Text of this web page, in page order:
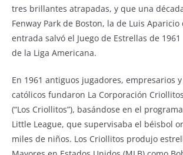
tres brillantes atrapadas, y que una
Fenway Park de Boston, la de Luis Aparicio
entrada salvó el Juego de Estrellas de
de la Liga Americana.
En 1961 antiguos jugadores, empresarios
católicos fundaron La Corporación
(“Los Criollitos”), basándose en el
Little League, que supervisaba el béisbol
miles de niños. Los Criollitos produjo